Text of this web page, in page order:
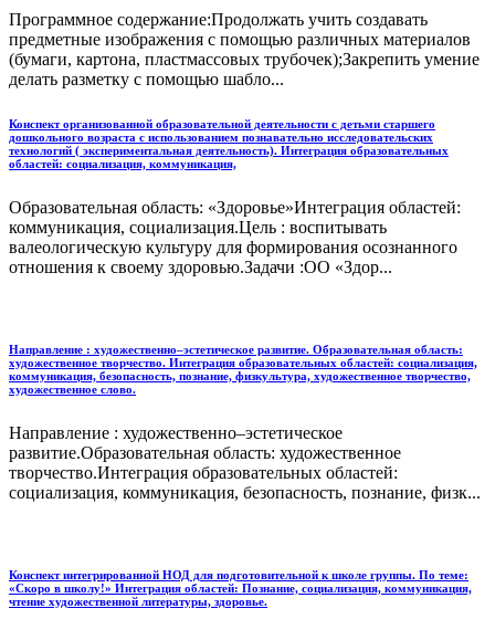
Программное содержание:Продолжать учить создавать
предметные изображения с помощью различных материалов
(бумаги, картона, пластмассовых трубочек);Закрепить умение
делать разметку с помощью шабло...
Конспект организованной образовательной деятельности с детьми старшего
дошкольного возраста с использованием познавательно исследовательских
технологий ( экспериментальная деятельность). Интеграция образовательных
областей: социализация, коммуникация,
Образовательная область: «Здоровье»Интеграция областей:
коммуникация, социализация.Цель : воспитывать
валеологическую культуру для формирования осознанного
отношения к своему здоровью.Задачи :ОО «Здор...
Направление : художественно–эстетическое развитие. Образовательная область:
художественное творчество. Интеграция образовательных областей: социализация,
коммуникация, безопасность, познание, физкультура, художественное творчество,
художественное слово.
Направление : художественно–эстетическое
развитие.Образовательная область: художественное
творчество.Интеграция образовательных областей:
социализация, коммуникация, безопасность, познание, физк...
Конспект интегрированной НОД для подготовительной к школе группы. По теме:
«Скоро в школу!» Интеграция областей: Познание, социализация, коммуникация,
чтение художественной литературы, здоровье.